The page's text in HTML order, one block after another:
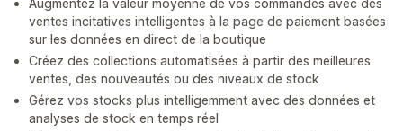
Augmentez la valeur moyenne de vos commandes avec des
ventes incitatives intelligentes à la page de paiement basées
sur les données en direct de la boutique
Créez des collections automatisées à partir des meilleures
ventes, des nouveautés ou des niveaux de stock
Gérez vos stocks plus intelligemment avec des données et
analyses de stock en temps réel